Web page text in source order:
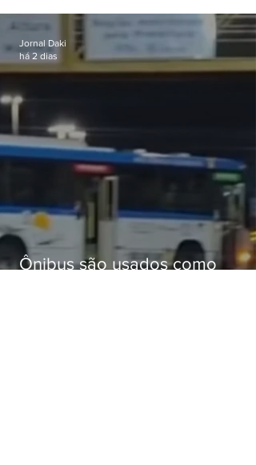
passagens
Ônibus são usados como
Jornal Daki
há 2 dias